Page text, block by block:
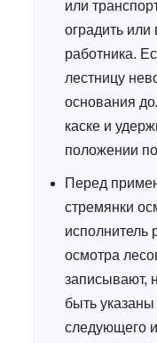
или
оградить или
работника.
лестницу
основания
каске и
положении
Перед
стремянки
исполнитель
осмотра
записывают,
быть
следующего